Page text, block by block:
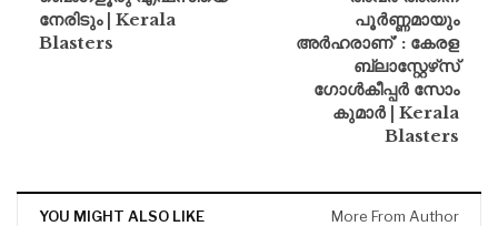
നേരിടും | Kerala
Blasters
പൂർണ്ണമായും
അർഹരാണ്’ : കേരള
ബ്ലാസ്റ്റേഴ്‌സ്
ഗോൾകീപ്പർ സോം
കുമാർ | Kerala
Blasters
YOU MIGHT ALSO LIKE More From Author